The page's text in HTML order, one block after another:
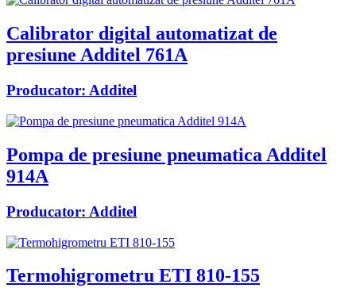
Calibrator digital automatizat de
presiune Additel 761A
Producator: Additel
Pompa de presiune pneumatica Additel
914A
Producator: Additel
Termohigrometru ETI 810-155